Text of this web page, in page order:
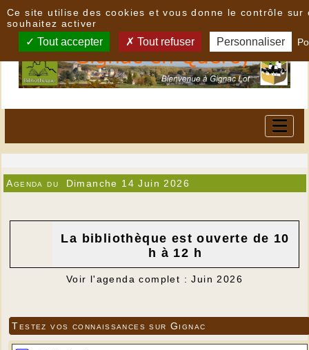
Agenda du Dimanche 14 Juin 2026
La bibliothèque est ouverte de 10
h à 12 h
Voir l'agenda complet : Juin 2026
Testez vos connaissances sur Gignac
Ce site utilise des cookies et vous donne le contrôle sur
souhaitez activer
Tout accepter Tout refuser Personnaliser